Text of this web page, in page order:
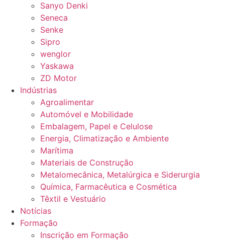
Sanyo Denki
Seneca
Senke
Sipro
wenglor
Yaskawa
ZD Motor
Indústrias
Agroalimentar
Automóvel e Mobilidade
Embalagem, Papel e Celulose
Energia, Climatização e Ambiente
Marítima
Materiais de Construção
Metalomecânica, Metalúrgica e Siderurgia
Química, Farmacêutica e Cosmética
Têxtil e Vestuário
Notícias
Formação
Inscrição em Formação